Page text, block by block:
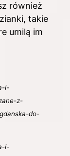
również
takie
umilą im
i-
z-
do-
i-